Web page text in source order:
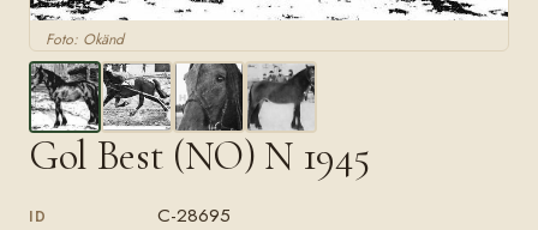
Foto: Okänd
Gol Best (NO) N 1945
ID C-28695